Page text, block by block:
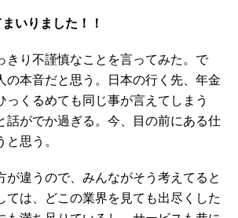
いりました！！
り不謹慎なことを言ってみた。で
の本音だと思う。日本の行く先、年金
っくるめても同じ事が言えてしまう
話がでか過ぎる。今、目の前にある仕
思う。
違うので、みんながそう考えてると
ては、どこの業界を見ても出尽くした